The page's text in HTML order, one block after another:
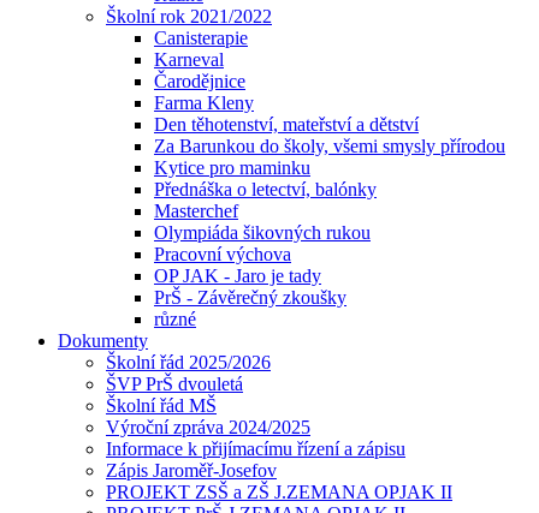
Školní rok 2021/2022
Canisterapie
Karneval
Čarodějnice
Farma Kleny
Den těhotenství, mateřství a dětství
Za Barunkou do školy, všemi smysly přírodou
Kytice pro maminku
Přednáška o letectví, balónky
Masterchef
Olympiáda šikovných rukou
Pracovní výchova
OP JAK - Jaro je tady
PrŠ - Závěrečný zkoušky
různé
Dokumenty
Školní řád 2025/2026
ŠVP PrŠ dvouletá
Školní řád MŠ
Výroční zpráva 2024/2025
Informace k přijímacímu řízení a zápisu
Zápis Jaroměř-Josefov
PROJEKT ZSŠ a ZŠ J.ZEMANA OPJAK II